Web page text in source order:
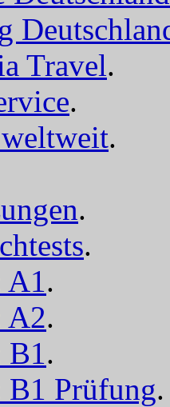
Travel.
.
.
.
.
A1.
A2.
B1.
B1 Prüfung.